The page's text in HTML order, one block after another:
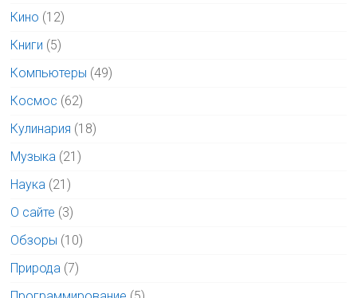
Кино (12)
Книги (5)
Компьютеры (49)
Космос (62)
Кулинария (18)
Музыка (21)
Наука (21)
О сайте (3)
Обзоры (10)
Природа (7)